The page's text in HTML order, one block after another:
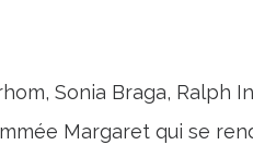
Sonia Braga, Ralph
Margaret qui se